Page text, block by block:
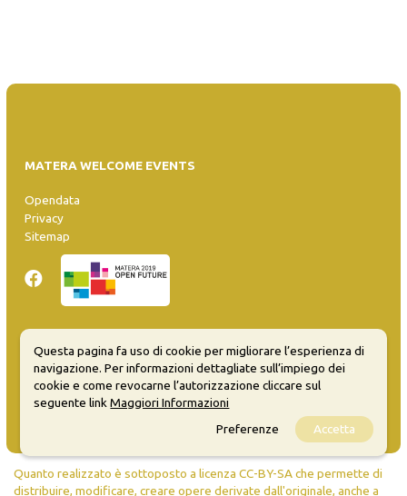
MATERA WELCOME EVENTS
Opendata
Privacy
Sitemap
Inserisci evento
Guida
FAQ
info@materaevents.it
Quanto realizzato è sottoposto a licenza CC-BY-SA che permette di
distribuire, modificare, creare opere derivate dall'originale, anche a
Questa pagina fa uso di cookie per migliorare l’esperienza di
navigazione. Per informazioni dettagliate sull’impiego dei
cookie e come revocarne l’autorizzazione cliccare sul
seguente linkMaggiori Informazioni
Preferenze
Accetta